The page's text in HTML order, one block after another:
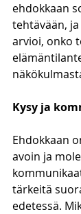
ehdokkaan
tehtävään,
arvioi, onko
Kysy ja
Ehdokkaan
avoin ja
tärkeitä
edetessä.